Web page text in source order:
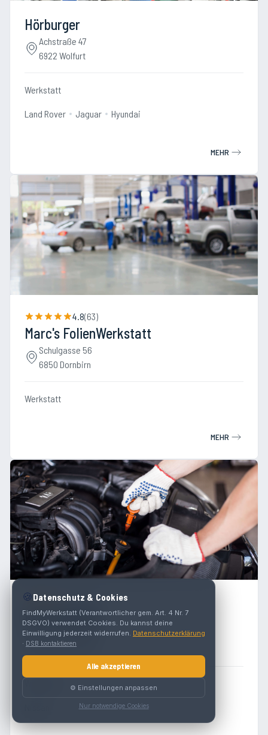
Hörburger
Achstraße 47
6922 Wolfurt
Werkstatt
Land Rover Jaguar Hyundai
MEHR
4.8(63)
Marc's FolienWerkstatt
Schulgasse 56
6850 Dornbirn
Werkstatt
MEHR
4.2 23 )
Erich Waskan
Bundesstraße 16
6923 Lauterach
🍪Datenschutz & Cookies
FindMyWerkstatt (Verantwortlicher gem. Art. 4 Nr. 7
DSGVO) verwendet Cookies. Du kannst deine
Einwilligung jederzeit widerrufen. Datenschutzerklärung
· DSB kontaktieren
Alle akzeptieren
⚙️ Einstellungen anpassen
Nur notwendige Cookies